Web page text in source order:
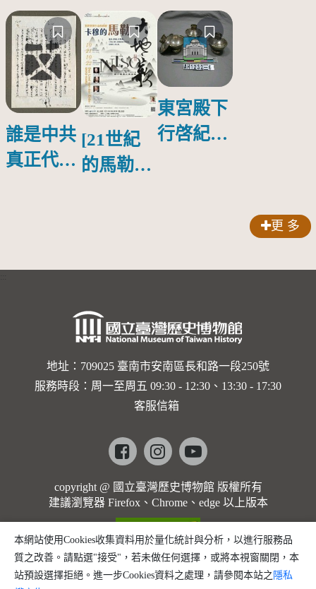
誰是中共
真正代言
[21世紀
的馬勒、
的依戀—
勒大地之
歌]【對
世界與生
命的依戀
馬勒大地
之歌】
東宮殿下
行啓紀念
更 多
地址：709025 臺南市安南區長和路一段250號
服務時段：周一至周五 09:30 - 12:30、13:30 - 17:30
客服信箱
Facebookinstagramyoutube
copyright @ 國立臺灣歷史博物館 版權所有
建議瀏覽器 Firefox、Chrome、edge 以上版本
本網站使用Cookies收集資料用於量化統計與分析，以進行服務品
質之改善。請點選"接受"，若未做任何選擇，或將本視窗關閉，本
站預設選擇拒絕。進一步Cookies資料之處理，請參閱本站之 隱私